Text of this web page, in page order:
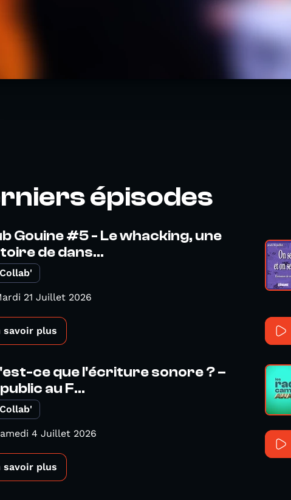
épisodes
Gouine #5 - Le whacking, une
de dans...
Collab'
21 Juillet 2026
savoir plus
ce que l'écriture sonore ? –
au F...
Collab'
4 Juillet 2026
savoir plus